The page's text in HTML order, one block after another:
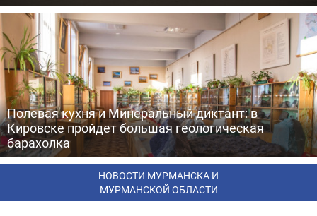
Полевая кухня и Минеральный диктант: в
Кировске пройдет большая геологическая
барахолка
НОВОСТИ МУРМАНСКА И
МУРМАНСКОЙ ОБЛАСТИ